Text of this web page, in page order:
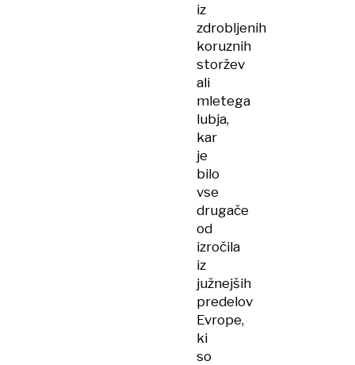
iz
zdrobljenih
koruznih
storžev
ali
mletega
lubja,
kar
je
bilo
vse
drugače
od
izročila
iz
južnejših
predelov
Evrope,
ki
so